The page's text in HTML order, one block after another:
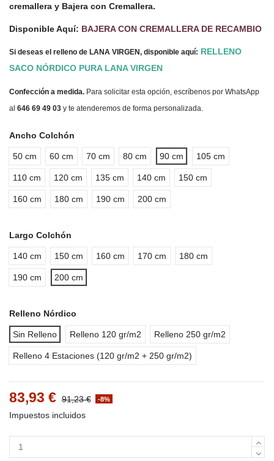
cremallera y Bajera con Cremallera.
Disponible Aquí: BAJERA CON CREMALLERA DE RECAMBIO
Si deseas el relleno de LANA VIRGEN, disponible aquí: RELLENO
SACO NÓRDICO PURA LANA VIRGEN
Confección a medida. Para solicitar esta opción, escríbenos por WhatsApp
al 646 69 49 03 y te atenderemos de forma personalizada.
Ancho Colchón
50 cm 60 cm 70 cm 80 cm 90 cm 105 cm
110 cm 120 cm 135 cm 140 cm 150 cm
160 cm 180 cm 190 cm 200 cm
Largo Colchón
140 cm 150 cm 160 cm 170 cm 180 cm
190 cm 200 cm
Relleno Nórdico
Sin Relleno Relleno 120 gr/m2 Relleno 250 gr/m2
Relleno 4 Estaciones (120 gr/m2 + 250 gr/m2)
83,93 € 91,23 € -8%
Impuestos incluidos